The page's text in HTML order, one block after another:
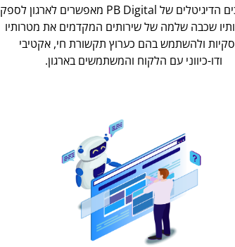
המסמכים הדיגיטלים של PB Digital מאפשרים לארגון לספק
שכבה שלמה של שירותים המקדמים את מטרותיו
ולהשתמש בהם כערוץ תקשורת חי, אקטיבי
ודו-כיווני עם הלקוח והמשתמשים בארגון.